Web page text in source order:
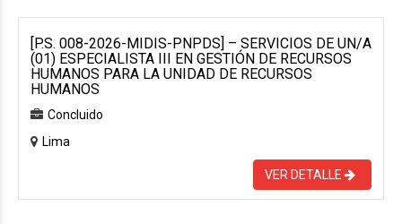
[P.S. 008-2026-MIDIS-PNPDS] – SERVICIOS DE UN/A
(01) ESPECIALISTA III EN GESTIÓN DE RECURSOS
HUMANOS PARA LA UNIDAD DE RECURSOS
HUMANOS
Concluido
Lima
VER DETALLE